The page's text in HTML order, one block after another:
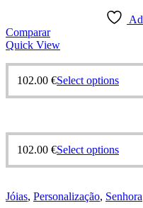
Comparar
Quick View
102.00 €Select optionsThis
may
chosen
102.00 €Select optionsThis
Jóias, Personalização, Senhora